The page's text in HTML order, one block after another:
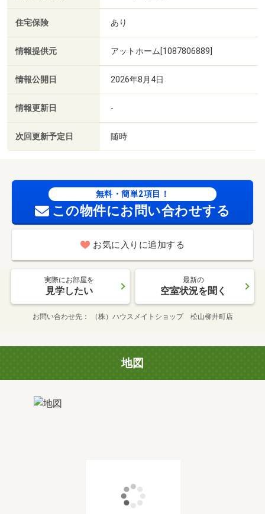
住宅保険 あり
情報提供元 アットホーム[1087806889]
情報公開日 2026年8月4日
情報更新日 -
次回更新予定日 随時
無料・簡単2項目！
この物件にお問い合わせする
お気に入りに追加する
実際にお部屋を
見学したい
最新の
空室状況を聞く
お問い合わせ先 （株）ハウスメイトショップ 松山柳井町店
地図